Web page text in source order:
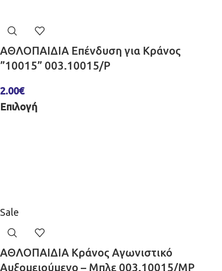
ΑΘΛΟΠΑΙΔΙΑ Επένδυση για Κράνος
”10015” 003.10015/P
2.00€
Επιλογή
Sale
ΑΘΛΟΠΑΙΔΙΑ Κράνος Aγωνιστικό
Αυξομειούμενο – Μπλε 003.10015/MP